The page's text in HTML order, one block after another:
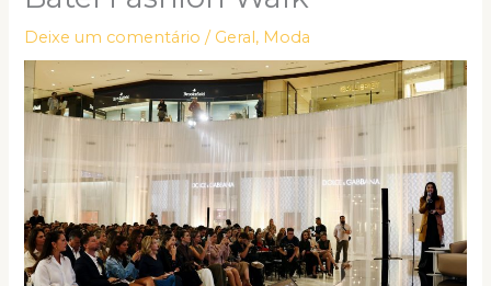
Deixe um comentário / Geral, Moda